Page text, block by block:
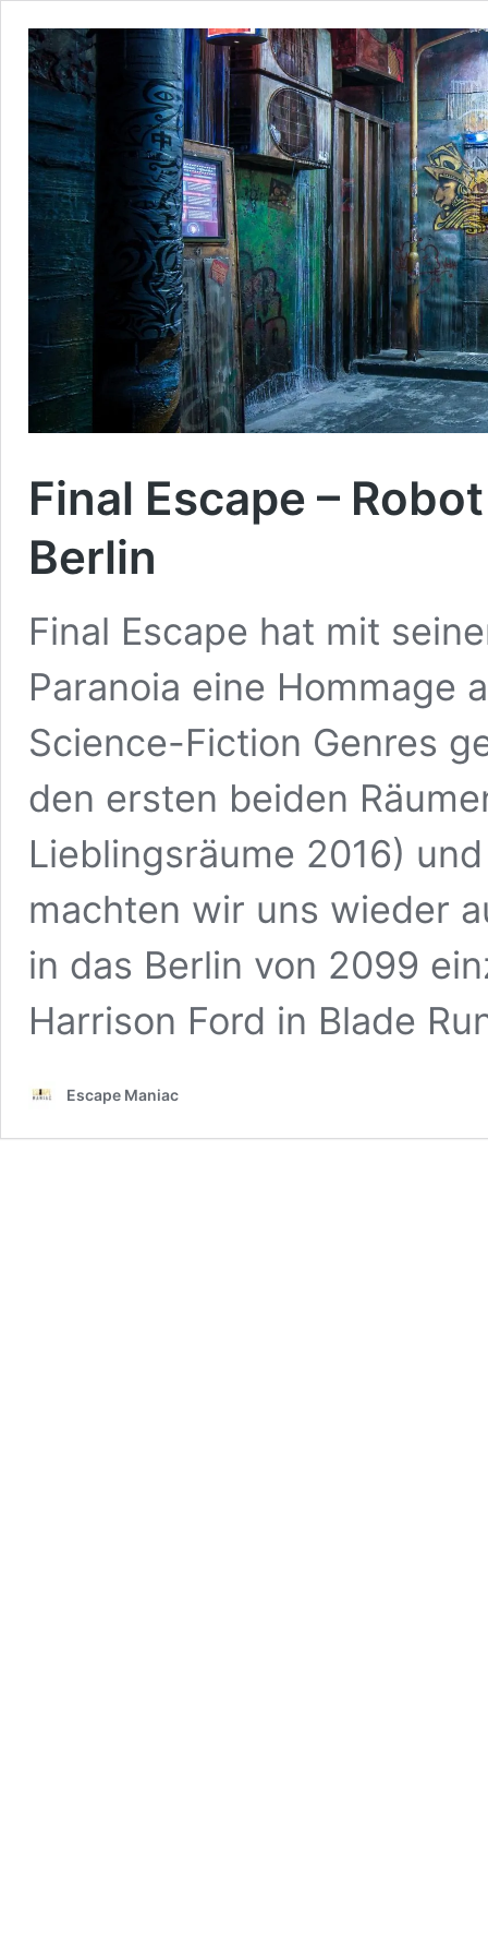
Final Escape –
Berlin
Final Escape hat mit
Paranoia eine Hommage
Science-Fiction Genres
den ersten beiden
Lieblingsräume 2016)
machten wir uns wieder
in das Berlin von 2099
Harrison Ford in Blade
Escape Maniac